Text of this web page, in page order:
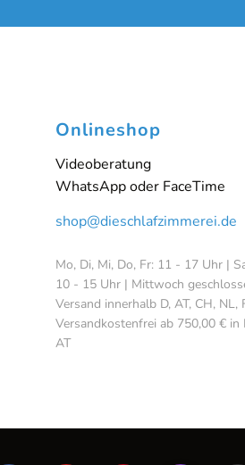
Onlineshop
Videoberatung
WhatsApp oder FaceTime
shop@dieschlafzimmerei.de
Mo, Di, Mi, Do, Fr: 11 - 17 Uhr |
10 - 15 Uhr | Mittwoch
Versand innerhalb D, AT, CH, NL,
Versandkostenfrei ab 750,00 € in
AT